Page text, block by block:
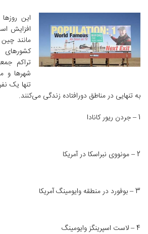
این
افزایش
مانند
کشورهای
تراکم
شهرها و
تنها یک
به تنهایی در مناطق دورافتاده زندگی می‌کنند.
1 – جردن ریور کانادا
2 – مونووی نبراسکا در آمریکا
3 – بوفورد در منطقه وایومینگ آمریکا
4 – لاست اسپرینگز وایومینگ